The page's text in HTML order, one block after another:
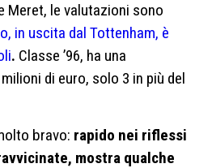
Meret, le valutazioni sono
in uscita dal Tottenham, è
. Classe ’96, ha una
di euro, solo 3 in più del
bravo: rapido nei riflessi
mostra qualche